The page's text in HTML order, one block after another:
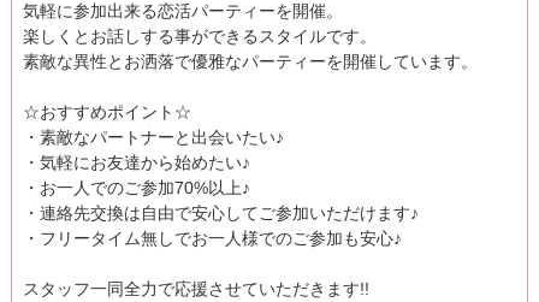
気軽に参加出来る恋活パーティーを開催。
楽しくとお話しする事ができるスタイルです。
素敵な異性とお洒落で優雅なパーティーを開催しています。
☆おすすめポイント☆
・素敵なパートナーと出会いたい♪
・気軽にお友達から始めたい♪
・お一人でのご参加70%以上♪
・連絡先交換は自由で安心してご参加いただけます♪
・フリータイム無しでお一人様でのご参加も安心♪
スタッフ一同全力で応援させていただきます!!